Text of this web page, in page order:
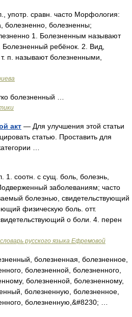
употр. сравн. часто Морфология:
болезненно, болезненны;
1. Болезненным называют
Болезненный ребёнок. 2. Вид,
п. называют болезненными,
болезненный …
акт — Для улучшения этой статьи
статью. Проставить для
…
1. соотн. с сущ. боль, болезнь,
заболеваниям; часто
болезнью, свидетельствующий
физическую боль. отт.
о боли. 4. перен
русского языка Ефремовой
болезненная, болезненное,
болезненной, болезненного,
болезненной, болезненному,
болезненную, болезненное,
болезненную,&#8230; …